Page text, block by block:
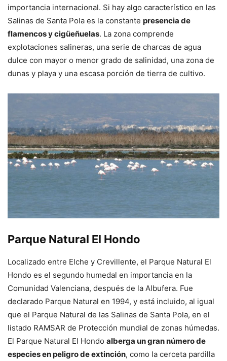
importancia internacional. Si hay algo característico en las
Salinas de Santa Pola es la constante presencia de
flamencos y cigüeñuelas. La zona comprende
explotaciones salineras, una serie de charcas de agua
dulce con mayor o menor grado de salinidad, una zona de
dunas y playa y una escasa porción de tierra de cultivo.
Parque Natural El Hondo
Localizado entre Elche y Crevillente, el Parque Natural El
Hondo es el segundo humedal en importancia en la
Comunidad Valenciana, después de la Albufera. Fue
declarado Parque Natural en 1994, y está incluido, al igual
que el Parque Natural de las Salinas de Santa Pola, en el
listado RAMSAR de Protección mundial de zonas húmedas.
El Parque Natural El Hondo alberga un gran número de
especies en peligro de extinción, como la cerceta pardilla